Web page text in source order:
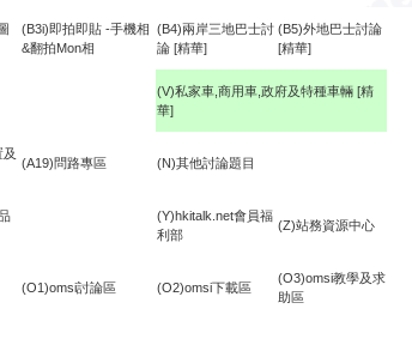
(B3i)即拍即貼 -手機相
&翻拍Mon相
(B4)兩岸三地巴士討
論 [精華]
(B5)外地巴士討論
[精華]
(V)私家車,商用車,政府及特種車輛 [精
華]
(A19)問路專區 (N)其他討論題目
(Y)hkitalk.net會員福
利部
(Z)站務資源中心
(O1)omsi討論區 (O2)omsi下載區
(O3)omsi教學及求
助區